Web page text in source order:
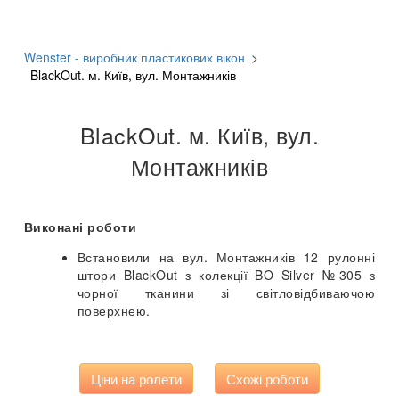
Wenster - виробник пластикових вікон >
BlackOut. м. Київ, вул. Монтажників
BlackOut. м. Київ, вул.
Монтажників
Виконані роботи
Встановили на вул. Монтажників 12 рулонні
штори BlackOut з колекції BO Silver №305 з
чорної тканини зі світловідбиваючою
поверхнею.
Ціни на ролети Схожі роботи